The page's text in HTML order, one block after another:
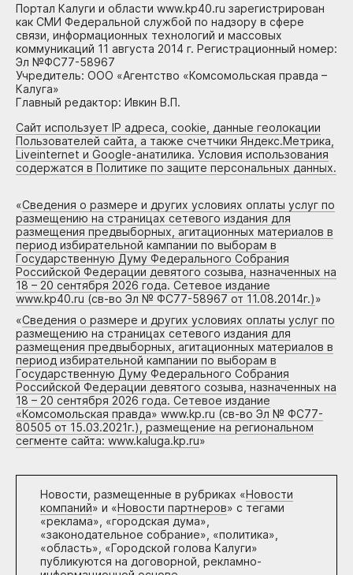
Портал Калуги и области www.kp40.ru зарегистрирован
как СМИ Федеральной службой по надзору в сфере
связи, информационных технологий и массовых
коммуникаций 11 августа 2014 г. Регистрационный номер:
Эл №ФС77-58967
Учредитель: ООО «Агентство «Комсомольская правда –
Калуга»
Главный редактор: Ивкин В.П.
Сайт использует IP адреса, cookie, данные геолокации
Пользователей сайта, а также счетчики Яндекс.Метрика,
Liveinternet и Google-анатилика. Условия использования
содержатся в Политике по защите персональных данных.
«Сведения о размере и других условиях оплаты услуг по
размещению на страницах сетевого издания для
размещения предвыборных, агитационных материалов в
период избирательной кампании по выборам в
Государственную Думу Федерального Собрания
Российской Федерации девятого созыва, назначенных на
18 – 20 сентября 2026 года. Сетевое издание
www.kp40.ru (св-во Эл № ФС77-58967 от 11.08.2014г.)»
«Сведения о размере и других условиях оплаты услуг по
размещению на страницах сетевого издания для
размещения предвыборных, агитационных материалов в
период избирательной кампании по выборам в
Государственную Думу Федерального Собрания
Российской Федерации девятого созыва, назначенных на
18 – 20 сентября 2026 года. Сетевое издание
«Комсомольская правда» www.kp.ru (св-во Эл № ФС77-
80505 от 15.03.2021г.), размещение на региональном
сегменте сайта: www.kaluga.kp.ru»
Новости, размещенные в рубриках «Новости
компаний» и «Новости партнеров» с тегами
«реклама», «городская дума»,
«законодательное собрание», «политика»,
«область», «Городской голова Калуги»
публикуются на договорной, рекламно-